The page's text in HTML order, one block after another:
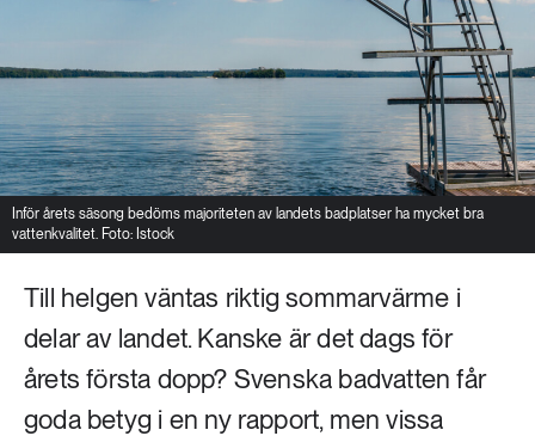
Skog
Social hållbarhet
Transport
Vatten
Landsbygd
939 ARTIKLAR
Livsstil & konsumtion
612 ARTIKLAR
262 ARTIKLAR
Skog
Inför årets säsong bedöms majoriteten av landets badplatser ha mycket bra
vattenkvalitet. Foto: Istock
Till helgen väntas riktig sommarvärme i
delar av landet. Kanske är det dags för
årets första dopp? Svenska badvatten får
goda betyg i en ny rapport, men vissa